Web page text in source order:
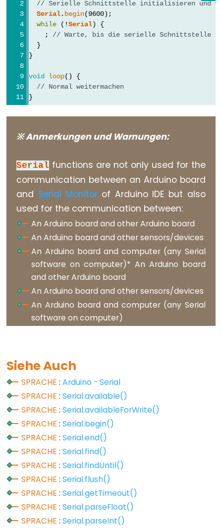
unsigned
unsigned
long
void
word
Gleitkommazahlkonstanten
Integer-
Konstanten
Variable
Scope
Qualifiers
const
Digital
IO
digitalRead()
digitalWrite()
pinMode()
IO
// Serielle Schnittstelle initialisieren und
Serial. begin(9600);
while (!Serial) {
    ;
// Warte, bis die serielle Schnittstelle
  }
}
void loop() {
// Normal weitermachen
}
※ Anmerkungen und Warnungen:
Serial functions are not only used for the
communication between an Arduino board
and Serial Monitor of Arduino IDE but also
used for the communication between:
An Arduino board and other Arduino board
An Arduino board and other sensors/devices
An Arduino board and computer (any Serial
software on computer)* An Arduino board
and other Arduino board
An Arduino board and other sensors/devices
An Arduino board and computer (any Serial
software on computer)
Siehe Auch
SPRACHE :Arduino - Serial
SPRACHE :Serial.available()
SPRACHE :Serial.availableForWrite()
SPRACHE :Serial.begin()
SPRACHE :Serial.end()
SPRACHE :Serial.find()
SPRACHE :Serial.findUntil()
SPRACHE :Serial.flush()
SPRACHE :Serial.getTimeout()
SPRACHE :Serial.parseFloat()
SPRACHE :Serial.parseInt()